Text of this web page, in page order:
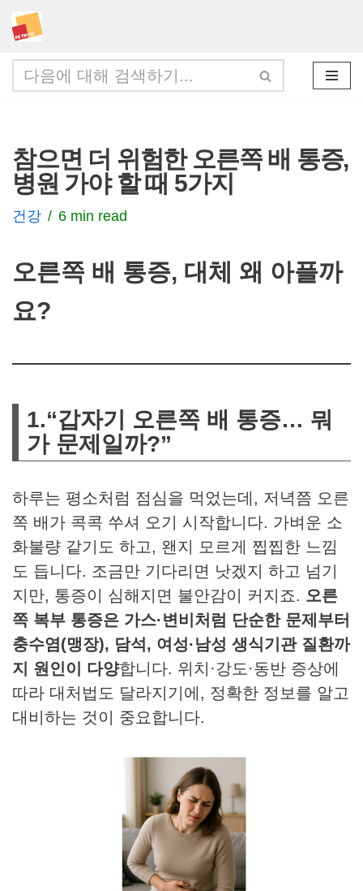
콘
텐
츠
건
너
뛰
기
참으면 더 위험한 오른쪽 배 통증,
병원 가야 할 때 5가지
건강 6 min read
오른쪽 배 통증, 대체 왜 아플까
요?
1.“갑자기 오른쪽 배 통증… 뭐
가 문제일까?”
하루는 평소처럼 점심을 먹었는데, 저녁쯤 오른
쪽 배가 콕콕 쑤셔 오기 시작합니다. 가벼운 소
화불량 같기도 하고, 왠지 모르게 찝찝한 느낌
도 듭니다. 조금만 기다리면 낫겠지 하고 넘기
지만, 통증이 심해지면 불안감이 커지죠. 오른
쪽 복부 통증은 가스·변비처럼 단순한 문제부터
충수염(맹장), 담석, 여성·남성 생식기관 질환까
지 원인이 다양합니다. 위치·강도·동반 증상에
따라 대처법도 달라지기에, 정확한 정보를 알고
대비하는 것이 중요합니다.